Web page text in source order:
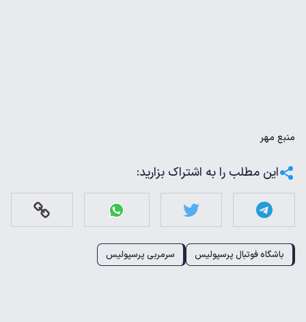
منبع مهر
این مطلب را به اشتراک بزارید:
باشگاه فوتبال پرسپولیس سرمربی پرسپولیس